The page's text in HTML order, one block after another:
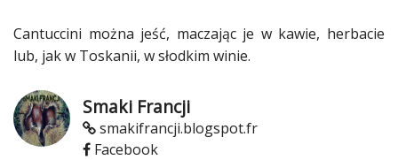
Cantuccini można jeść, maczając je w kawie, herbacie
lub, jak w Toskanii, w słodkim winie.
Smaki Francji
smakifrancji.blogspot.fr
Facebook